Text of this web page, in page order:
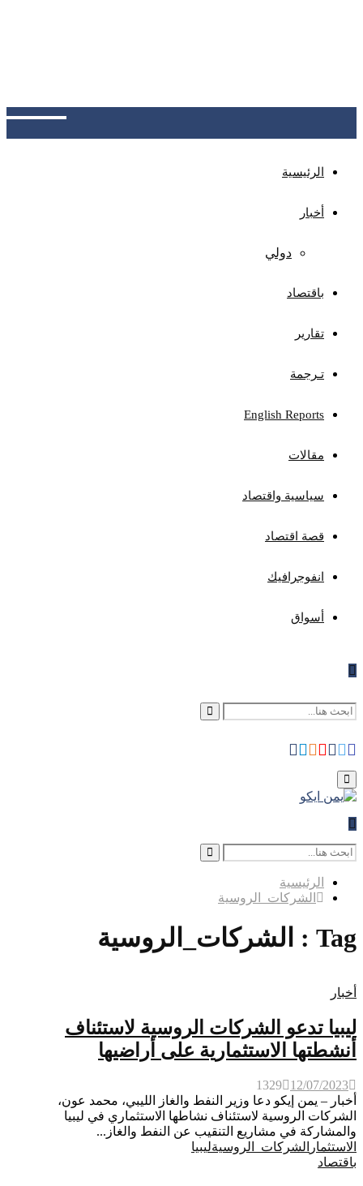
الرئيسية
أخبار
دولي
باقتصاد
تقارير
تـرجمة
English Reports
مقالات
سياسية واقتصاد
قصة اقتصاد
انفوجرافيك
أسواق
Search
for:
Search
Facebook
Twitter
Instagram
Youtube
Rss
Telegram
Whatsapp
Primary
Menu
Search
for:
Search
الرئيسية
الشركات_الروسية
Tag : الشركات_الروسية
أخبار
ليبيا تدعو الشركات الروسية لاستئناف
أنشطتها الاستثمارية على أراضيها
12/07/2023
1329
أخبار – يمن إيكو دعا وزير النفط والغاز الليبي، محمد عون،
الشركات الروسية لاستئناف نشاطها الاستثماري في ليبيا
والمشاركة في مشاريع التنقيب عن النفط والغاز...
الاستثمار الشركات_الروسيةليبيا
باقتصاد